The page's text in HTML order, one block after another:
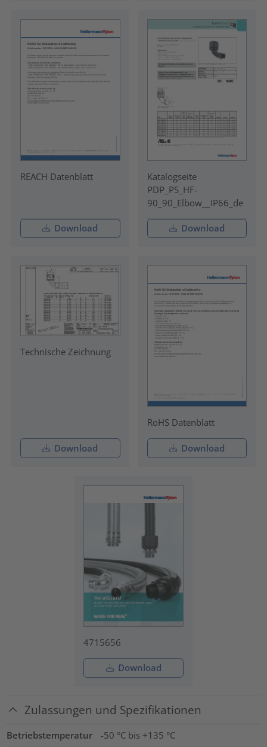
REACH Datenblatt
Download
Katalogseite
PDP_PS_HF-
90_90_Elbow__IP66_de
Download
Technische Zeichnung
Download
RoHS Datenblatt
Download
4715656
Download
Zulassungen und Spezifikationen
Betriebstemperatur
-50 °C bis +135 °C